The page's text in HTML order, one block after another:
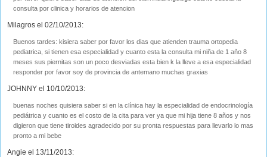
consulta por clinica y horarios de atencion
Milagros el 02/10/2013:
Buenos tardes: kisiera saber por favor los dias que atienden trauma ortopedia
pediatrica, si tienen esa especialidad y cuanto esta la consulta mi niña de 1 año 8
meses sus piernitas son un poco desviadas esta bien k la lleve a esa especialidad
responder por favor soy de provincia de antemano muchas graxias
JOHNNY el 10/10/2013:
buenas noches quisiera saber si en la clínica hay la especialidad de endocrinología
pediátrica y cuanto es el costo de la cita para ver ya que mi hija tiene 8 años y nos
digieron que tiene tiroides agradecido por su pronta respuestas para llevarlo lo mas
pronto a mi bebe
Angie el 13/11/2013: